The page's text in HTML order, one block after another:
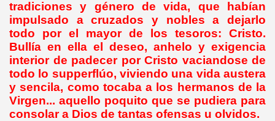
tradiciones y género de vida, que habían
impulsado a cruzados y nobles a dejarlo
todo por el mayor de los tesoros: Cristo.
Bullía en ella el deseo, anhelo y exigencia
interior de padecer por Cristo vaciandose de
todo lo supperflúo, viviendo una vida austera
y sencila, como tocaba a los hermanos de la
Virgen... aquello poquito que se pudiera para
consolar a Dios de tantas ofensas u olvidos.